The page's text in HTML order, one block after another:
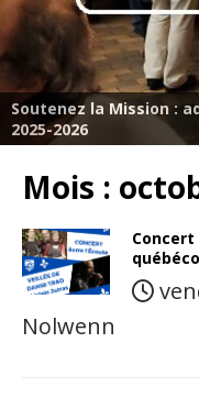
Soutenez la Mission :
2025-2026
Mois :
Nolwenn